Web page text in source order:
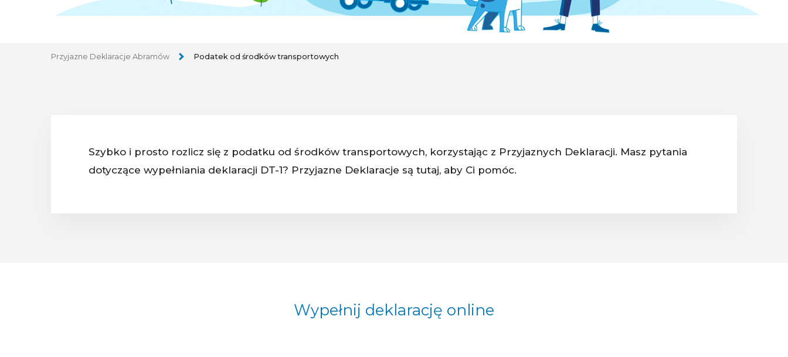
Przyjazne Deklaracje Abramów Podatek od środków transportowych
Szybko i prosto rozlicz się z podatku od środków transportowych, korzystając z Przyjaznych Deklaracji. Masz pytania
dotyczące wypełniania deklaracji DT-1? Przyjazne Deklaracje są tutaj, aby Ci pomóc.
Wypełnij deklarację online